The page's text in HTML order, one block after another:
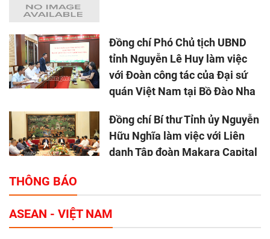
Đồng chí Phó Chủ tịch UBND
tỉnh Nguyễn Lê Huy làm việc
với Đoàn công tác của Đại sứ
quán Việt Nam tại Bồ Đào Nha
Đồng chí Bí thư Tỉnh ủy Nguyễn
Hữu Nghĩa làm việc với Liên
danh Tập đoàn Makara Capital
Tổng thu ngân sách nhà nước 9
tháng đầu năm 2025 đạt trên
70.600 tỷ đồng
THÔNG BÁO
ASEAN - VIỆT NAM